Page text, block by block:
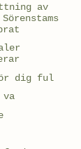
av
dig ful